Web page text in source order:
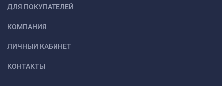
ДЛЯ ПОКУПАТЕЛЕЙ
КОМПАНИЯ
ЛИЧНЫЙ КАБИНЕТ
КОНТАКТЫ